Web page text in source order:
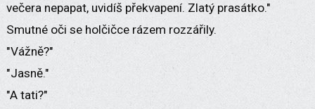
večera nepapat, uvidíš překvapení. Zlatý prasátko."
Smutné oči se holčičce rázem rozzářily.
"Vážně?"
"Jasně."
"A tati?"